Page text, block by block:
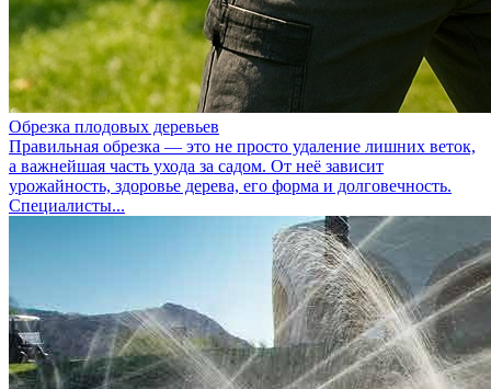
Обрезка плодовых деревьев
Правильная обрезка — это не просто удаление лишних веток,
а важнейшая часть ухода за садом. От неё зависит
урожайность, здоровье дерева, его форма и долговечность.
Специалисты...